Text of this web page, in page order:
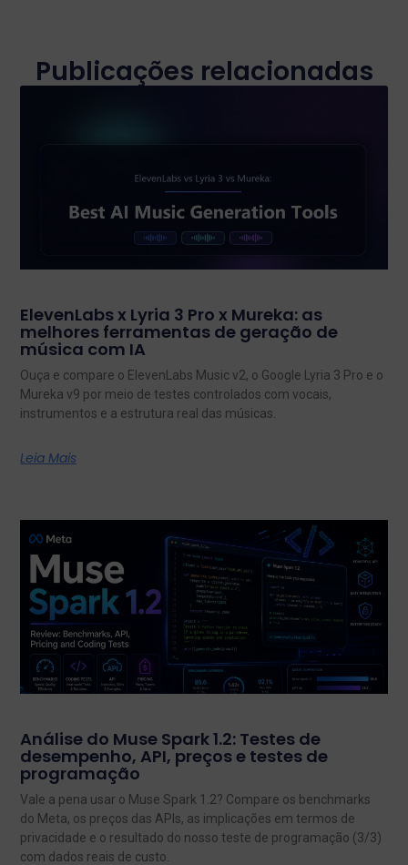
Publicações relacionadas
ElevenLabs x Lyria 3 Pro x Mureka: as
melhores ferramentas de geração de
música com IA
Ouça e compare o ElevenLabs Music v2, o Google Lyria 3 Pro e o
Mureka v9 por meio de testes controlados com vocais,
instrumentos e a estrutura real das músicas.
Leia Mais
Análise do Muse Spark 1.2: Testes de
desempenho, API, preços e testes de
programação
Vale a pena usar o Muse Spark 1.2? Compare os benchmarks
do Meta, os preços das APIs, as implicações em termos de
privacidade e o resultado do nosso teste de programação (3/3)
com dados reais de custo.